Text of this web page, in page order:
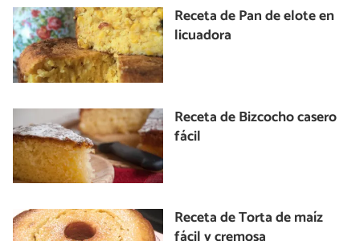
Receta de Pan de elote en
licuadora
Receta de Bizcocho casero
fácil
Receta de Torta de maíz